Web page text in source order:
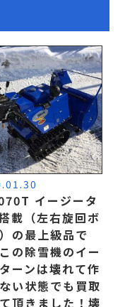
イージータ
載（左右旋回ボ
の最上級品で
の除雪機のイー
ーンは壊れて作
い状態でも買取
頂きました！ 壊